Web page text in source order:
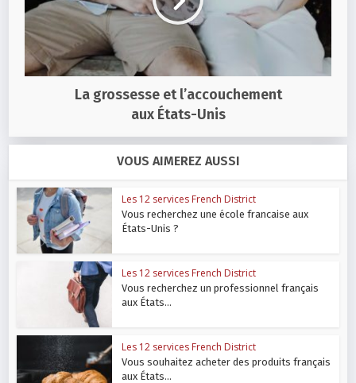
La grossesse et l’accouchement
aux États-Unis
VOUS AIMEREZ AUSSI
Les 12 services French District
Vous recherchez une école francaise aux
États-Unis ?
Les 12 services French District
Vous recherchez un professionnel français
aux États...
Les 12 services French District
Vous souhaitez acheter des produits français
aux États...